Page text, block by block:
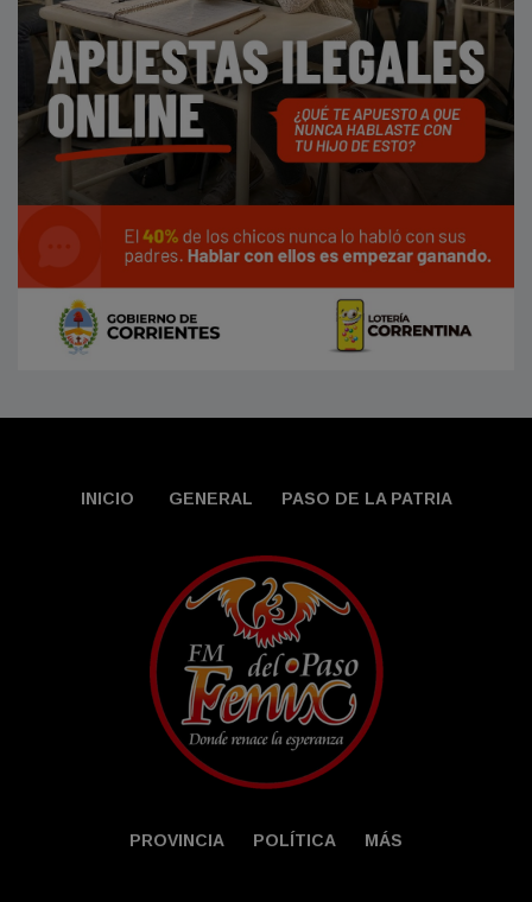
INICIO GENERAL PASO DE LA PATRIA
PROVINCIA POLÍTICA MÁS